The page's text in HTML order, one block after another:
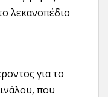
λεκανοπέδιο
για το
που